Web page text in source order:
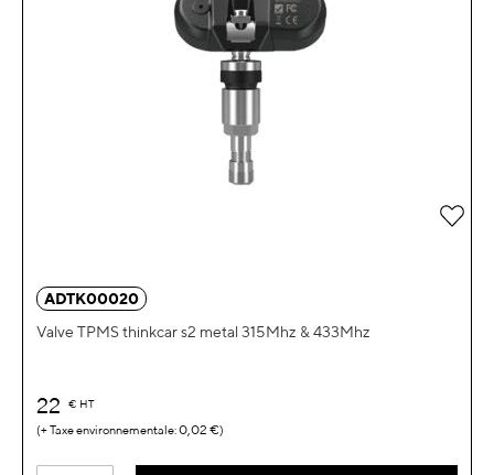
ADTK00020
Valve TPMS thinkcar s2 metal 315Mhz & 433Mhz
22 € HT
0,02 €